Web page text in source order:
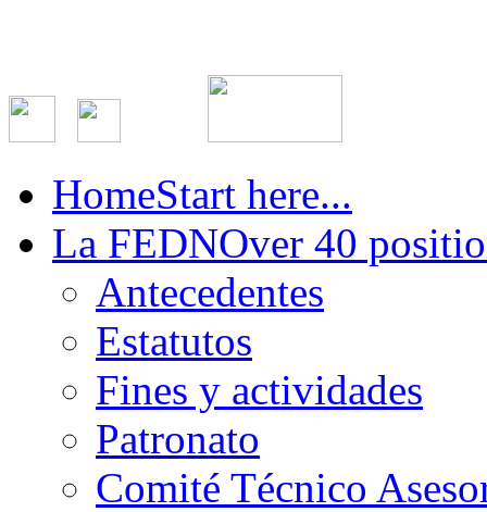
HomeStart here...
La FEDNOver 40
Antecedentes
Estatutos
Fines y actividades
Patronato
Comité Técnico